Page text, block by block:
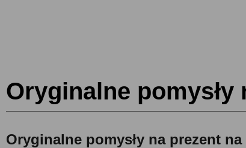
Oryginalne
Oryginalne pomysły na prezent